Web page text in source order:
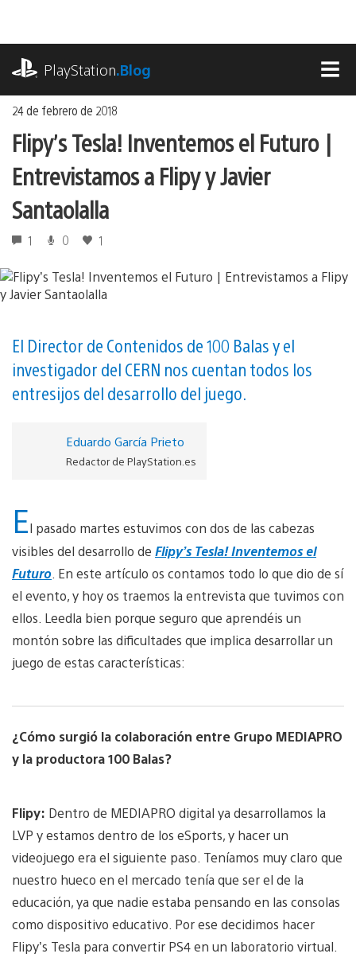
contenido
PlayStation.Blog
24 de febrero de 2018
Flipy’s Tesla! Inventemos el Futuro |
Entrevistamos a Flipy y Javier
Santaolalla
1 0 1
El Director de Contenidos de 100 Balas y el
investigador del CERN nos cuentan todos los
entresijos del desarrollo del juego.
Eduardo García Prieto
Redactor de PlayStation.es
El pasado martes estuvimos con dos de las cabezas
visibles del desarrollo de Flipy’s Tesla! Inventemos el
Futuro . En este artículo os contamos todo lo que dio de sí
el evento, y hoy os traemos la entrevista que tuvimos con
ellos. Leedla bien porque seguro que aprendéis un
montón sobre las dificultades que implica desarrollar un
juego de estas características:
¿Cómo surgió la colaboración entre Grupo MEDIAPRO
y la productora 100 Balas?
Flipy: Dentro de MEDIAPRO digital ya desarrollamos la
LVP y estamos dentro de los eSports, y hacer un
videojuego era el siguiente paso. Teníamos muy claro que
nuestro hueco en el mercado tenía que ser el de la
educación, ya que nadie estaba pensando en las consolas
como dispositivo educativo. Por ese decidimos hacer
Flipy’s Tesla para convertir PS4 en un laboratorio virtual.